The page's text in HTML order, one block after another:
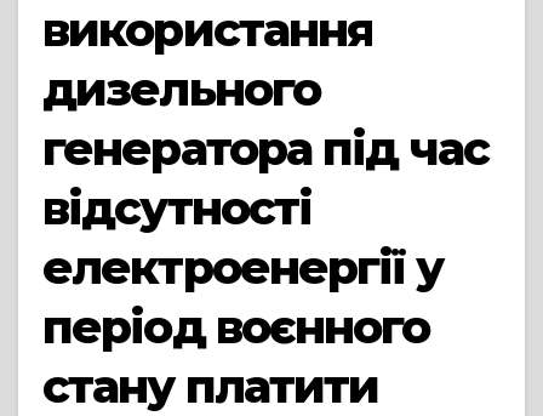
використання
дизельного
генератора під час
відсутності
електроенергії у
період воєнного
стану платити